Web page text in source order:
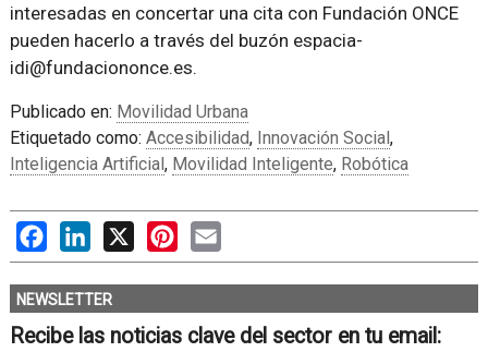
interesadas en concertar una cita con Fundación ONCE
pueden hacerlo a través del buzón espacia-
idi@fundaciononce.es.
Publicado en: Movilidad Urbana
Etiquetado como: Accesibilidad, Innovación Social,
Inteligencia Artificial, Movilidad Inteligente, Robótica
FacebookLinkedIn
X PinterestEmail
NEWSLETTER
Recibe las noticias clave del sector en tu email: